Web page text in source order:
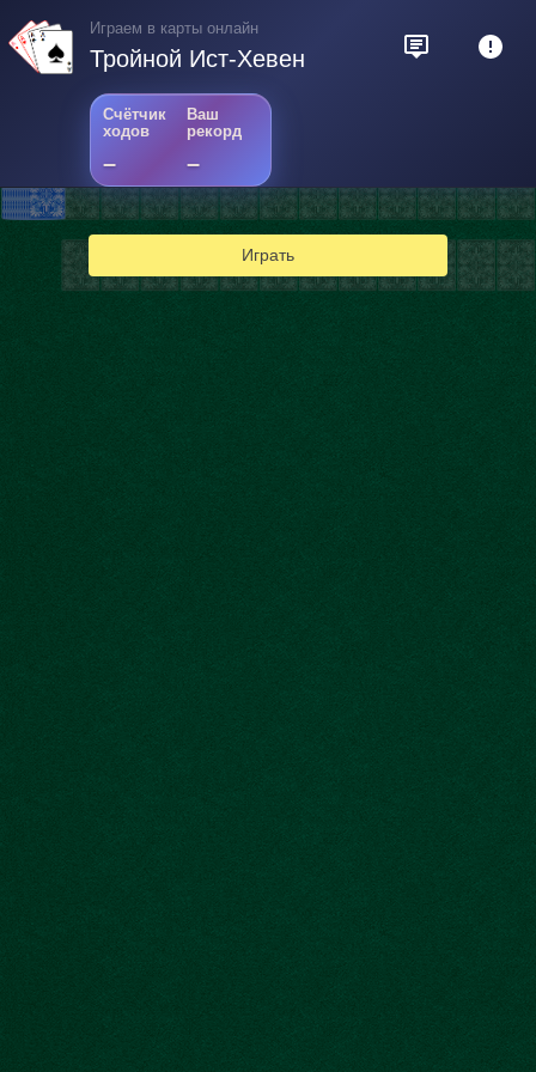
Играем в карты онлайн
Тройной Ист-Хевен
Счётчик
ходов
–
Ваш
рекорд
–
Играть